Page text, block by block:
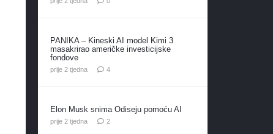
PANIKA – Kineski AI model Kimi 3
masakrirao američke investicijske
fondove
prije 2 tjedna 4komentara
Elon Musk snima Odiseju pomoću AI
prije 2 tjedna 2komentara